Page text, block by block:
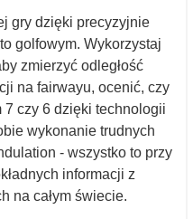
gry dzięki precyzyjnie
golfowym. Wykorzystaj
zmierzyć odległość
na fairwayu, ocenić, czy
7 czy 6 dzięki technologii
wykonanie trudnych
- wszystko to przy
informacji z
na całym świecie.